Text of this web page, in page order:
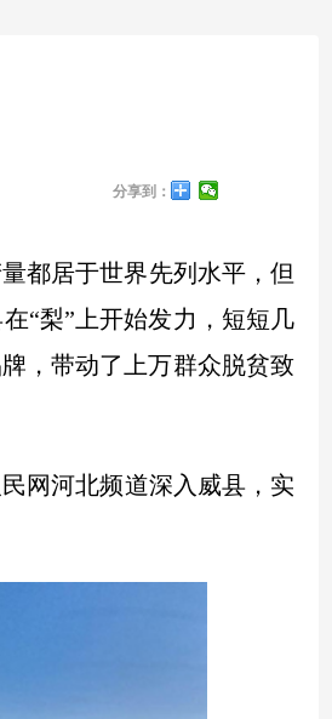
分享到：
都居于世界先列水平，但
“梨”上开始发力，短短几
，带动了上万群众脱贫致
网河北频道深入威县，实